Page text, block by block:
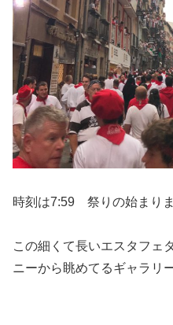
時刻は7:59 祭りの始まり
この細くて長いエスタフェ
ニーから眺めてるギャラリ